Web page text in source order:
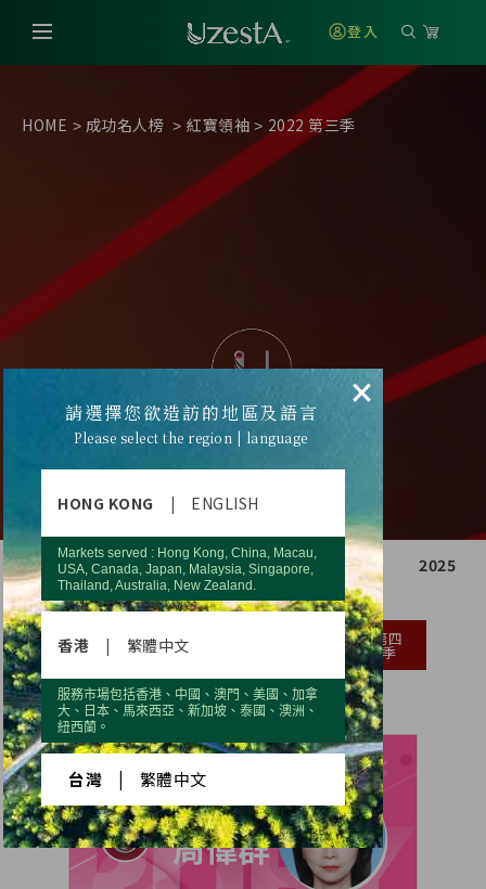
登入
HOME > 成功名人榜 > 紅寶領袖 > 2022 第三季
2021 2022 2023 2024 2025
第一 第二
季
第四
季
×
請選擇您欲造訪的地區及語言
Please select the region | language
HONG KONG | ENGLISH
Markets served : Hong Kong, China, Macau,
USA, Canada, Japan, Malaysia, Singapore,
Thailand, Australia, New Zealand.
香港 | 繁體中文
服務市場包括香港、中國、澳門、美國、加拿
大、日本、馬來西亞、新加坡、泰國、澳洲、
紐西蘭。
台灣 繁體中文